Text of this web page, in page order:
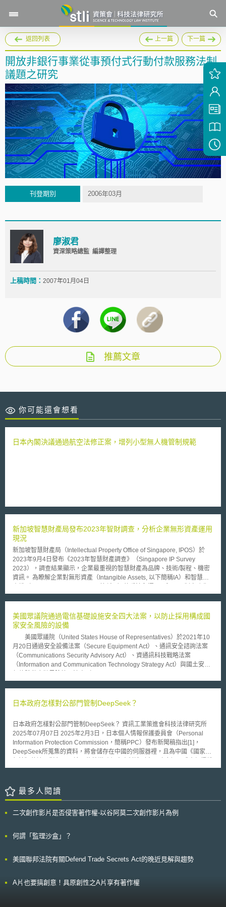
返回列表 上一篇 下一篇
開放非銀行事業從事預付式行動付款服務法制
議題之研究
刊登期別 2006年03月
廖淑君
資深策略總監 編譯整理
上稿時間： 2007年01月04日
推薦文章
你可能還會想看
日本內閣決議通過航空法修正案，增列小型無人機管制規範
新加坡智慧財產局發布2023年智財調查，分析企業無形資產運用
現況
新加坡智慧財產局（Intellectual Property Office of Singapore, IPOS）於
2023年9月4日發布《2023年智慧財產調查》（Singapore IP Survey
2023），調查結果顯示，企業最重視的智慧財產為品牌、技術/製程、機密
資訊。 為瞭解企業對無形資產（Intangible Assets, 以下簡稱IA）和智慧財
企業競爭力之智財政策，新加坡政府自2021年發布《2030年智慧財產戰
調查。本次調查於2023年2月至3月間進行，對象為新加坡500多家企業，
調查結果顯示，企業最重視的前三種IP類型依序為： 1. 有35%的企業表示
擁有強大品牌（strong brand）相當重要。 2. 有32%的企業認為擁有新技術
及/或新製程（new technology and/or process）相當重要。 3. 有31%的企
業認為擁有機密資訊（confidential information）相當重要。 此外，有15%
的企業表示，其商業價值的主要收益來自於其IA/IP；且所有受訪企業中有不
少企業表示IA/IP有助於提升公司績效，包含： 1. 有17%的企業認為有助於
力」； 3. 有15%的企業認為有助於「拓展國際市場」； 4. 有14%的企業認
得融資。同時，有92%企業在進行相關智財活動（IP activities）時未申請任
發展補助（Enterprise Development Grant, EDG），其中有50%以上的企
業表示是因為不清楚相關補助資訊。 最後，僅有15%的企業對其IA/IP進行
單獨評價（standalone valuation），而未與其他資產合併評價，但其中僅
不到一半是委託評價分析師（Certified Valuation Analyst, CVA）進行。 根
據調查結果，新加坡政府認為企業雖擁有大量的IA/IP，但尚未瞭解其價值，
導致無法有效地將其IA/IP商業化。因此，新加坡政府於2023年9月4日同時
鼓勵企業以系統化方式主動對外揭露所持有之IA/IP，藉此協助企業創造更高
的價值。我國資策會科法所亦從2013年開始，每2年針對國內上市上櫃公司
布局、84%企業有配置智財人員、94%企業有編列智財經費等，顯示我國企
（https://www.tips.org.tw）
美國眾議院通過電信基礎設施安全四大法案，以防止採用構成國
家安全風險的設備
美國眾議院（United States House of Representatives）於2021年10
月20日通過安全設備法案（Secure Equipment Act）、通訊安全諮詢法案
（Communications Security Advisory Act）、資通訊科技戰略法案
（Information and Communication Technology Strategy Act）與國土安全
Management Act），以提高網路之可信任度、防止採用構成國家安全風險
總統拜登（Joseph Robinette Biden Jr.）於同年11月11日完成簽署《安全
Communications Commission, FCC）頒發設備許可予構成美國國家安全風
險之公司，其目的係為防止美國的網路系統遭受中國大陸設備的監控，保護
美國公民的隱私與安全。近年來，美國以國家安全與技術、隱私保護為由，
逐步以政府禁令或動用政府影響力，防堵華為、中興等其認為與中國政府關
係密切之中國通訊設備業者。自2019年5月15日美國白宮頒布之第13873號
護國土安全之決心。 此外，《通訊安全諮詢法案》、《資通訊科技戰
略法案》與《國土安全部軟體供應鏈風險管理法案》分別就通訊網路的安全
性、可靠性與操作性；資通訊技術供應鏈報告（例如：定義何謂「對美國經
參議院二讀後提交至委員會，後續發展應密切關注。
日本政府怎樣對公部門管制DeepSeek？
日本政府怎樣對公部門管制DeepSeek？ 資訊工業策進會科技法律研究所
2025年07月07日 2025年2月3日，日本個人情報保護委員會（Personal
Information Protection Commission，簡稱PPC）發布新聞稿指出[1]，
DeepSeek所蒐集的資料，將會儲存在中國的伺服器裡，且為中國《國家情
的存取。作為中國開發的生成式AI，DeepSeek雖以優異的文本能力迅速崛
率先提出警告的國家之一。台灣與日本面臨相似風險，因此日本的應對措施
值得借鏡。本文將從PPC新聞稿出發，探討日本如何規範公部門使用
其使用範圍已快速在全球蔓延。然而，日本PPC發現該公司所公布之隱私政
報法》之適用範圍可能遭到中國政府調用或未經授權之存取。 日本PPC因
敏感資訊輸入DeepSeek，並建議所有業務使用應先諮詢內閣資安中心（内
見，才能判定可否導入該類工具[3]。數位大臣平將明亦在記者會中強調：
最多人閱讀
二次創作影片是否侵害著作權-以谷阿莫二次創作影片為例
何謂「監理沙盒」？
美國聯邦法院有關Defend Trade Secrets Act的晚近見解與趨勢
A片也要搞創意！具原創性之A片享有著作權